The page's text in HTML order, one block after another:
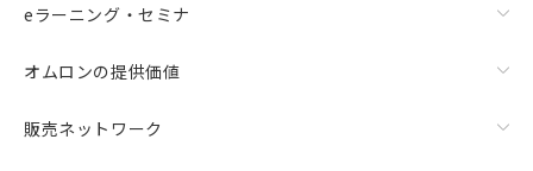
eラーニング・セミナ
オムロンの提供価値
販売ネットワーク